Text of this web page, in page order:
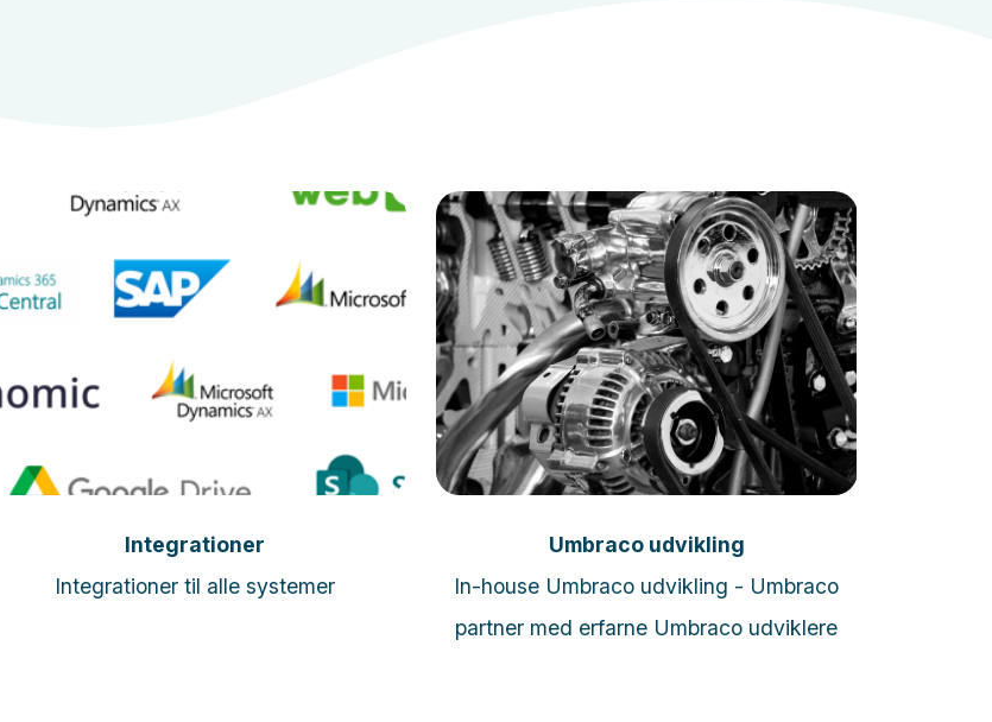
Integrationer
Integrationer til alle systemer
Umbraco udvikling
In-house Umbraco udvikling - Umbraco
partner med erfarne Umbraco udviklere